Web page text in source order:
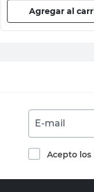
Agregar al
E-mail
Acepto los